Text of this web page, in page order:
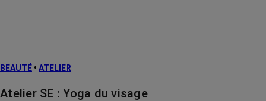
BEAUTÉ • ATELIER
Atelier SE : Yoga du visage